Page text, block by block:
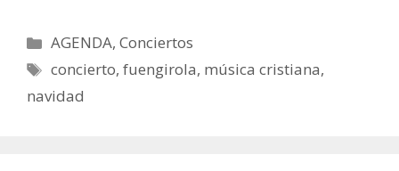
Categorías
AGENDA,Conciertos
Etiquetas
concierto,fuengirola, música cristiana,
navidad